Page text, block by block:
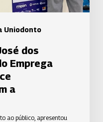
Uniodonto
dos
Emprega
a
ao público, apresentou